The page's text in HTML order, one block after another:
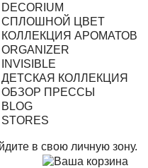
DECORIUM
CПЛОШНОЙ ЦВЕТ
КОЛЛЕКЦИЯ АРОМАТОВ
ORGANIZER
INVISIBLE
ДЕТСКАЯ КОЛЛЕКЦИЯ
ОБЗОР ПРЕССЫ
BLOG
STORES